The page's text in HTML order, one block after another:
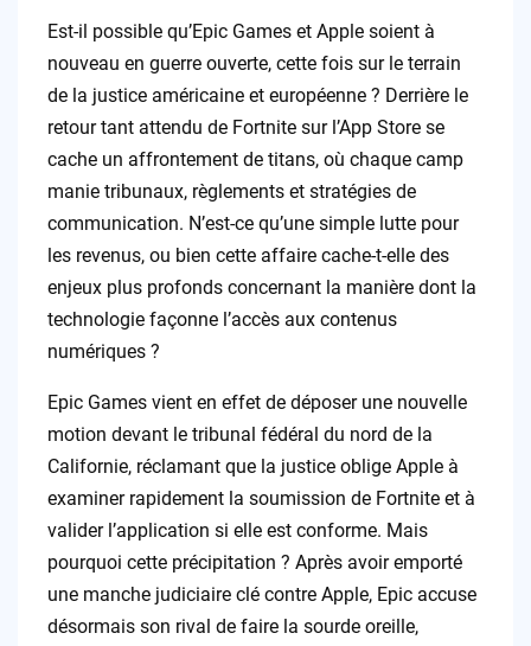
Est-il possible qu’Epic Games et Apple soient à
nouveau en guerre ouverte, cette fois sur le terrain
de la justice américaine et européenne ? Derrière le
retour tant attendu de Fortnite sur l’App Store se
cache un affrontement de titans, où chaque camp
manie tribunaux, règlements et stratégies de
communication. N’est-ce qu’une simple lutte pour
les revenus, ou bien cette affaire cache-t-elle des
enjeux plus profonds concernant la manière dont la
technologie façonne l’accès aux contenus
numériques ?
Epic Games vient en effet de déposer une nouvelle
motion devant le tribunal fédéral du nord de la
Californie, réclamant que la justice oblige Apple à
examiner rapidement la soumission de Fortnite et à
valider l’application si elle est conforme. Mais
pourquoi cette précipitation ? Après avoir emporté
une manche judiciaire clé contre Apple, Epic accuse
désormais son rival de faire la sourde oreille,